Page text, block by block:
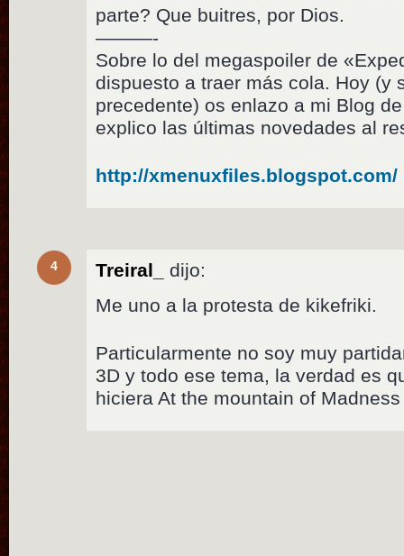
parte? Que buitres, por Dios.
———-
Sobre lo del megaspoiler de
dispuesto a traer más cola. Hoy (y
precedente) os enlazo a mi Blog
explico las últimas novedades al
http://xmenuxfiles.blogspot.com/
4 Treiral_
dijo:
Me uno a la protesta de kikefriki.
Particularmente no soy muy
3D y todo ese tema, la verdad es
hiciera At the mountain of